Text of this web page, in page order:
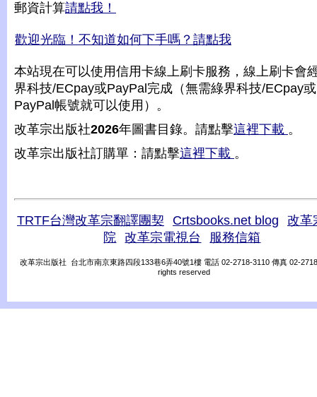
郵資計算請點我！
歡迎光臨！不知道如何下手嗎？請點我
本站現在可以使用信用卡線上刷卡服務，線上刷卡會
界科技/ECpay或PayPal完成（無需綠界科技/ECpay或
PayPal帳號就可以使用）。
改革宗出版社2026年圖書目錄。請點擊這裡下載 。
改革宗出版社訂購單：請點擊這裡下載 。
TRTF台灣改革宗翻譯團契 Crtsbooks.net blog
改革
院
改革宗電視台 服務信箱
改革宗出版社 台北市南京東路四段133巷6弄40號1樓 電話 02-2718-3110 傳真 02-
rights reserved